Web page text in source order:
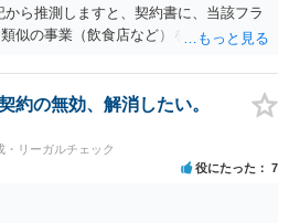
ら推測しますと、契約書に、当該フラ
似の事業（飲食店など）を行ってはな
らない、とだけ書いてある場合もあれ
行ってはならない、「他人に行わせる
されている場合もあります。 上記のと
すれば、知人と共同で、あるいは知人
を行っている場合として、契約上の義
分配などは、共同経営者内部の取り決
約の無効、解消したい。
・リーガルチェック
役にたった 7